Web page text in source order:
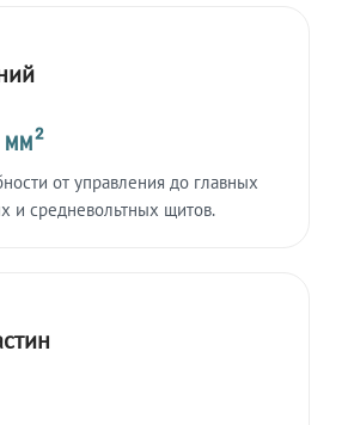
от управления до главных
и средневольтных щитов.